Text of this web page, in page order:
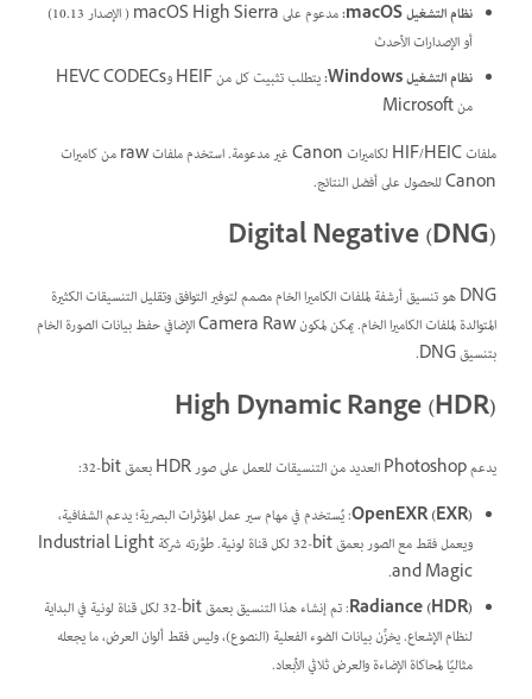
نظام التشغيل macOS:
مدعوم على macOS High Sierra ( الإصدار 10.13)
أو الإصدارات الأحدث
نظام التشغيل Windows:
يتطلب تثبيت كل من HEIF وHEVC CODECs
من Microsoft
ملفات HIF/HEIC لكاميرات Canon غير مدعومة. استخدم ملفات raw من كاميرات
Canon للحصول على أفضل النتائج.
Digital Negative (DNG)‎
DNG هو تنسيق أرشفة لملفات الكاميرا الخام مصمم لتوفير التوافق وتقليل التنسيقات الكثيرة
المتوالدة لملفات الكاميرا الخام. يمكن لمكون Camera Raw الإضافي حفظ بيانات الصورة الخام
بتنسيق DNG.
High Dynamic Range (HDR)
يدعم Photoshop العديد من التنسيقات للعمل على صور HDR بعمق ‎32-bit:
OpenEXR (EXR): يُستخدم في مهام سير عمل المؤثرات البصرية؛ يدعم الشفافية،
ويعمل فقط مع الصور بعمق ‎32-bit لكل قناة لونية. طوَّرته شركة Industrial Light
and Magic.
Radiance (HDR)
: تم إنشاء هذا التنسيق بعمق ‎32-bit لكل قناة لونية في البداية
لنظام الإشعاع. يخزِّن بيانات الضوء الفعلية (النصوع)، وليس فقط ألوان العرض، ما يجعله
مثاليًا لمحاكاة الإضاءة والعرض ثلاثي الأبعاد.